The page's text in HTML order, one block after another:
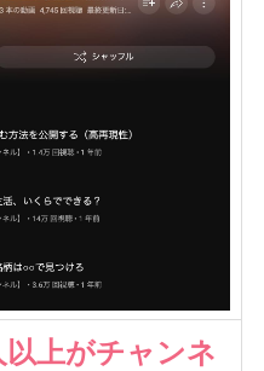
以上がチャンネ